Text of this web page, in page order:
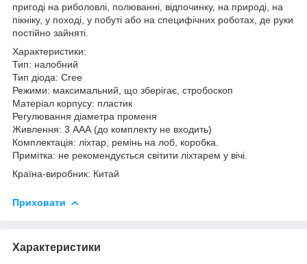
пригоді на риболовлі, полюванні, відпочинку, на природі, на
пікніку, у поході, у побуті або на специфічних роботах, де руки
постійно зайняті.
Характеристики:
Тип: налобний
Тип діода: Cree
Режими: максимальний, що зберігає, стробоскоп
Матеріал корпусу: пластик
Регулювання діаметра променя
Живлення: 3 ААА (до комплекту не входить)
Комплектація: ліхтар, ремінь на лоб, коробка.
Примітка: не рекомендується світити ліхтарем у вічі.
Країна-виробник: Китай
Приховати
Характеристики